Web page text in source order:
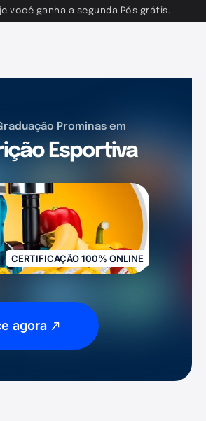
você ganha a segunda Pós grátis.
Prominas em
Esportiva
CERTIFICAÇÃO 100% ONLINE
agora